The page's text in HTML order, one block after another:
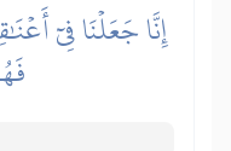
إِنَّا جَعَلۡنَا فِيٓ